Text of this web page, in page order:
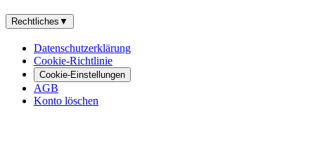
Rechtliches ▼
Datenschutzerklärung
Cookie-Richtlinie
Cookie-Einstellungen
AGB
Konto löschen